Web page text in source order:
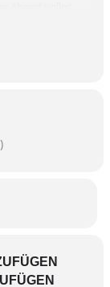
auf die
Euro,
vor Beginn.
(2G-